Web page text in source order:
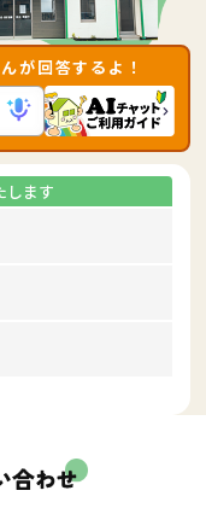
が回答するよ！